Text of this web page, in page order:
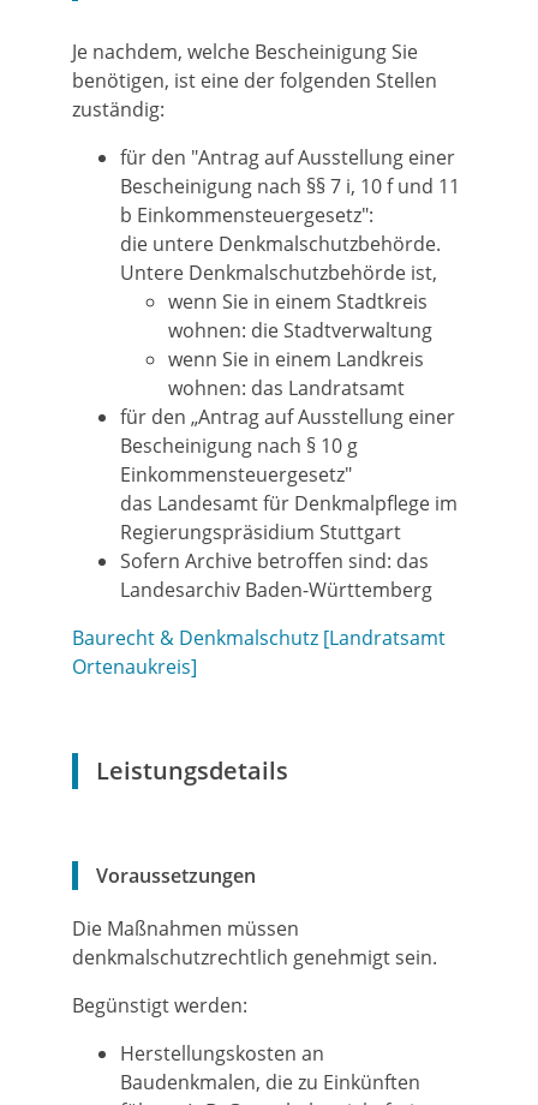
Je nachdem, welche Bescheinigung Sie
benötigen, ist eine der folgenden Stellen
zuständig:
für den "Antrag auf Ausstellung einer
Bescheinigung nach §§ 7 i, 10 f und 11
b Einkommensteuergesetz":
die untere Denkmalschutzbehörde.
Untere Denkmalschutzbehörde ist,
wenn Sie in einem Stadtkreis
wohnen: die Stadtverwaltung
wenn Sie in einem Landkreis
wohnen: das Landratsamt
für den „Antrag auf Ausstellung einer
Bescheinigung nach § 10 g
Einkommensteuergesetz"
das Landesamt für Denkmalpflege im
Regierungspräsidium Stuttgart
Sofern Archive betroffen sind: das
Landesarchiv Baden-Württemberg
Baurecht & Denkmalschutz [Landratsamt
Ortenaukreis]
Leistungsdetails
Voraussetzungen
Die Maßnahmen müssen
denkmalschutzrechtlich genehmigt sein.
Begünstigt werden:
Herstellungskosten an
Baudenkmalen, die zu Einkünften